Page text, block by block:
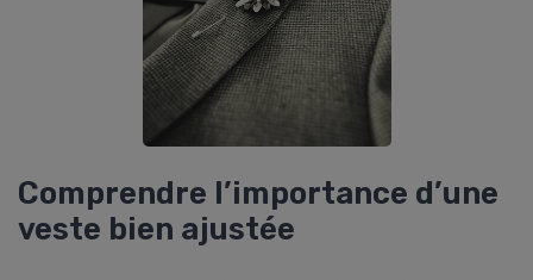
Comprendre l’importance d’une
veste bien ajustée